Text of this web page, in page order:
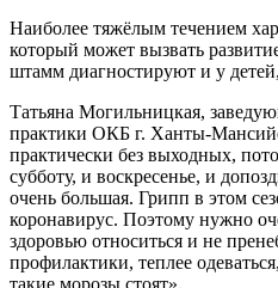
Наиболее тяжёлым течением
который может вызвать
штамм диагностируют и у
Татьяна Могильницкая,
практики ОКБ г. Ханты-
практически без выходных,
субботу, и воскресенье, и
очень большая. Грипп в этом
коронавирус. Поэтому нужно
здоровью относиться и не
профилактики, теплее